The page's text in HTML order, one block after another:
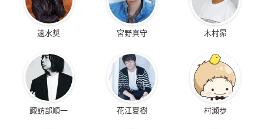
速水奨 宮野真守 木村昴
諏訪部順一 花江夏樹 村瀬歩